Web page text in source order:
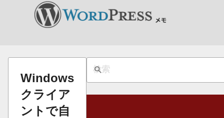
Windows
クライア
ントで自